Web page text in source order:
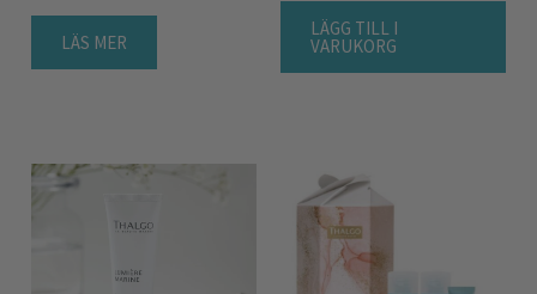
LÄS MER
LÄGG TILL I
VARUKORG